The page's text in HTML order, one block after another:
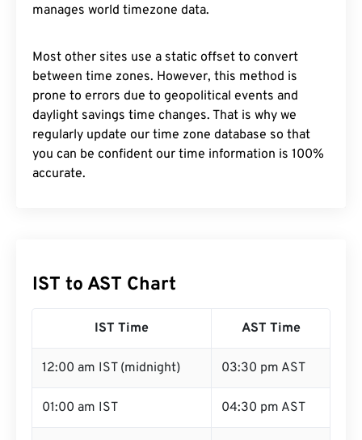
manages world timezone data.
Most other sites use a static offset to convert
between time zones. However, this method is
prone to errors due to geopolitical events and
daylight savings time changes. That is why we
regularly update our time zone database so that
you can be confident our time information is 100%
accurate.
IST to AST Chart
IST Time AST Time
12:00 am IST (midnight) 03:30 pm AST
01:00 am IST 04:30 pm AST